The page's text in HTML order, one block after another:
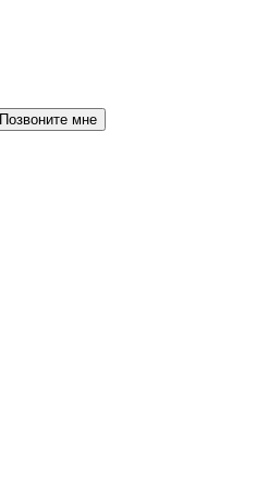
Позвоните мне